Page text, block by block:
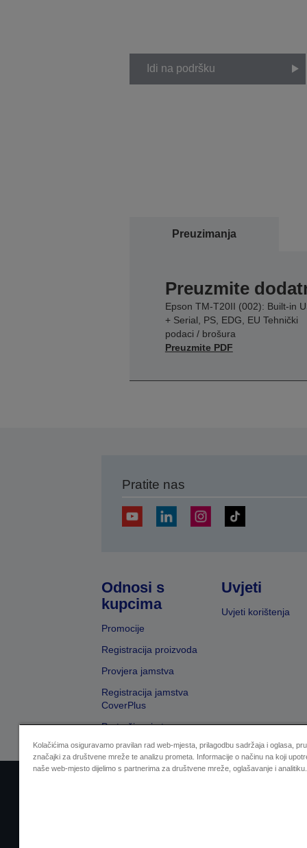
Idi na podršku
Preuzimanja
Preuzmite
Epson TM-T20II (002): Built-in
+ Serial, PS, EDG, EU Tehnički
podaci / brošura
Preuzmite PDF
Pratite nas
Odnosi s
kupcima
Promocije
Registracija proizvoda
Provjera jamstva
Registracija jamstva
CoverPlus
Pretraživanje trgovaca
Uvjeti
Uvjeti korištenja
Kolačićima osiguravamo pravilan rad web-mjesta, prilagodbu sadržaja i oglasa,
značajki za društvene mreže te analizu prometa. Informacije o načinu na koji
naše web-mjesto dijelimo s partnerima za društvene mreže, oglašavanje i analitiku.